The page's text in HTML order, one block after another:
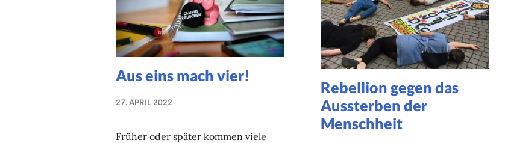
Aus eins mach vier!
27. APRIL 2022
Früher oder später kommen viele
Rebellion gegen das
Aussterben der
Menschheit